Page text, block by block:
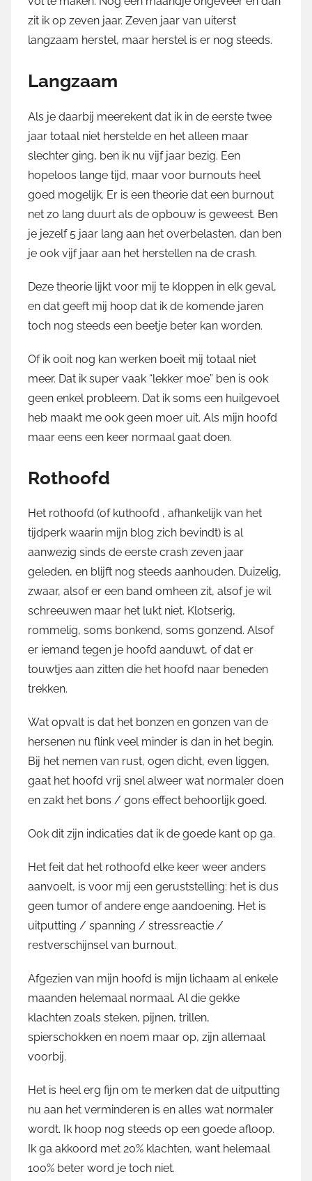
zit ik op zeven jaar. Zeven jaar van uiterst
langzaam herstel, maar herstel is er nog steeds.
Langzaam
Als je daarbij meerekent dat ik in de eerste twee
jaar totaal niet herstelde en het alleen maar
slechter ging, ben ik nu vijf jaar bezig. Een
hopeloos lange tijd, maar voor burnouts heel
goed mogelijk. Er is een theorie dat een burnout
net zo lang duurt als de opbouw is geweest. Ben
je jezelf 5 jaar lang aan het overbelasten, dan ben
je ook vijf jaar aan het herstellen na de crash.
Deze theorie lijkt voor mij te kloppen in elk geval,
en dat geeft mij hoop dat ik de komende jaren
toch nog steeds een beetje beter kan worden.
Of ik ooit nog kan werken boeit mij totaal niet
meer. Dat ik super vaak “lekker moe” ben is ook
geen enkel probleem. Dat ik soms een huilgevoel
heb maakt me ook geen moer uit. Als mijn hoofd
maar eens een keer normaal gaat doen.
Rothoofd
Het rothoofd (of kuthoofd , afhankelijk van het
tijdperk waarin mijn blog zich bevindt) is al
aanwezig sinds de eerste crash zeven jaar
geleden, en blijft nog steeds aanhouden. Duizelig,
zwaar, alsof er een band omheen zit, alsof je wil
schreeuwen maar het lukt niet. Klotserig,
rommelig, soms bonkend, soms gonzend. Alsof
er iemand tegen je hoofd aanduwt, of dat er
touwtjes aan zitten die het hoofd naar beneden
trekken.
Wat opvalt is dat het bonzen en gonzen van de
hersenen nu flink veel minder is dan in het begin.
Bij het nemen van rust, ogen dicht, even liggen,
gaat het hoofd vrij snel alweer wat normaler doen
en zakt het bons / gons effect behoorlijk goed.
Ook dit zijn indicaties dat ik de goede kant op ga.
Het feit dat het rothoofd elke keer weer anders
aanvoelt, is voor mij een geruststelling: het is dus
geen tumor of andere enge aandoening. Het is
uitputting / spanning / stressreactie /
restverschijnsel van burnout.
Afgezien van mijn hoofd is mijn lichaam al enkele
maanden helemaal normaal. Al die gekke
klachten zoals steken, pijnen, trillen,
spierschokken en noem maar op, zijn allemaal
voorbij.
Het is heel erg fijn om te merken dat de uitputting
nu aan het verminderen is en alles wat normaler
wordt. Ik hoop nog steeds op een goede afloop.
Ik ga akkoord met 20% klachten, want helemaal
100% beter word je toch niet.